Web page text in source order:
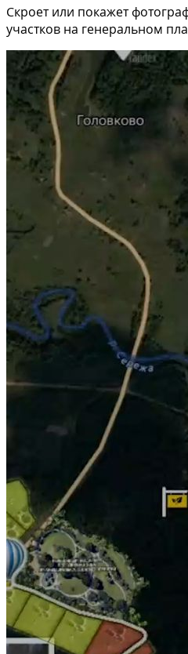
Скроет или покажет
участков на генеральном